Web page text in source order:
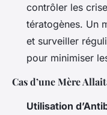
contrôler les
tératogènes. Un
et surveiller
pour minimiser
Cas d’une Mère
Utilisation